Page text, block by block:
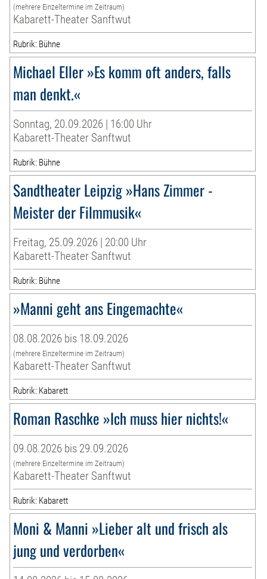
(mehrere Einzeltermine im Zeitraum)
Kabarett-Theater Sanftwut
Rubrik: Bühne
Michael Eller »Es komm oft anders, falls
man denkt.«
Sonntag, 20.09.2026 | 16:00 Uhr
Kabarett-Theater Sanftwut
Rubrik: Bühne
Sandtheater Leipzig »Hans Zimmer -
Meister der Filmmusik«
Freitag, 25.09.2026 | 20:00 Uhr
Kabarett-Theater Sanftwut
Rubrik: Bühne
»Manni geht ans Eingemachte«
08.08.2026 bis 18.09.2026
(mehrere Einzeltermine im Zeitraum)
Kabarett-Theater Sanftwut
Rubrik: Kabarett
Roman Raschke »Ich muss hier nichts!«
09.08.2026 bis 29.09.2026
(mehrere Einzeltermine im Zeitraum)
Kabarett-Theater Sanftwut
Rubrik: Kabarett
Moni & Manni »Lieber alt und frisch als
jung und verdorben«